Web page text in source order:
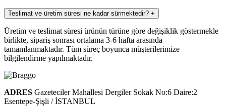
Teslimat ve üretim süresi ne kadar sürmektedir? +
Üretim ve teslimat süresi ürünün türüne göre değişiklik göstermekle
birlikte, sipariş sonrası ortalama 3-6 hafta arasında
tamamlanmaktadır. Tüm süreç boyunca müşterilerimize
bilgilendirme yapılmaktadır.
ADRES Gazeteciler Mahallesi Dergiler Sokak No:6 Daire:2
Esentepe-Şişli / İSTANBUL